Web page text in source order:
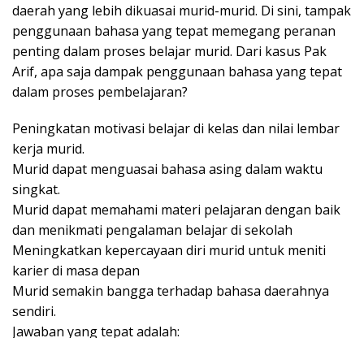
daerah yang lebih dikuasai murid-murid. Di sini, tampak
penggunaan bahasa yang tepat memegang peranan
penting dalam proses belajar murid. Dari kasus Pak
Arif, apa saja dampak penggunaan bahasa yang tepat
dalam proses pembelajaran?
Peningkatan motivasi belajar di kelas dan nilai lembar
kerja murid.
Murid dapat menguasai bahasa asing dalam waktu
singkat.
Murid dapat memahami materi pelajaran dengan baik
dan menikmati pengalaman belajar di sekolah
Meningkatkan kepercayaan diri murid untuk meniti
karier di masa depan
Murid semakin bangga terhadap bahasa daerahnya
sendiri.
Jawaban yang tepat adalah: